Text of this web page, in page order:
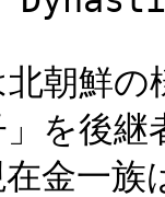
朝鮮
を後
金一